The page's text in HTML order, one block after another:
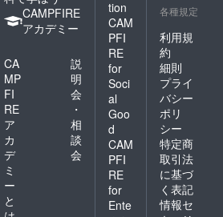
CAMPFIRE
アカデミー
CA
MP
FI
RE
ア
カ
デ
ミ
ー
と
説
明
会
・
相
談
会
tion
CAM
PFI
RE
for
Soci
al
Goo
d
CAM
PFI
RE
for
Ente
各種規定
利用規
約
細則
プライ
バシー
ポリ
シー
特定商
取引法
に基づ
く表記
情報セ